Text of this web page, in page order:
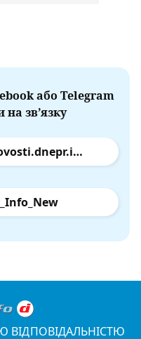
або Telegram
зв’язку
facebook.com/novosti.dnepr.info